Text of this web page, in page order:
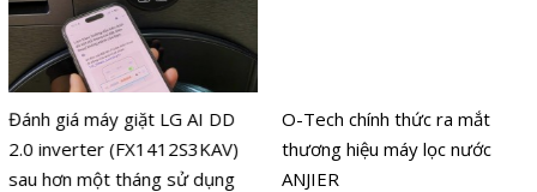
Đánh giá máy giặt LG AI DD
2.0 inverter (FX1412S3KAV)
sau hơn một tháng sử dụng
O-Tech chính thức ra mắt
thương hiệu máy lọc nước
ANJIER